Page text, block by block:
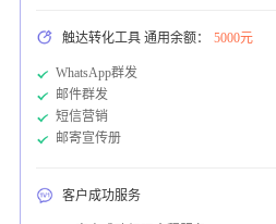
触达转化工具 通用余额： 5000元
WhatsApp群发
邮件群发
短信营销
邮寄宣传册
客户成功服务